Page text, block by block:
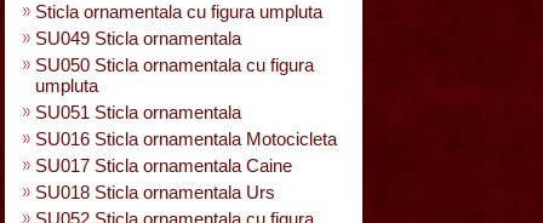
Sticla ornamentala cu figura umpluta
SU049 Sticla ornamentala
SU050 Sticla ornamentala cu figura
umpluta
SU051 Sticla ornamentala
SU016 Sticla ornamentala Motocicleta
SU017 Sticla ornamentala Caine
SU018 Sticla ornamentala Urs
SU052 Sticla ornamentala cu figura